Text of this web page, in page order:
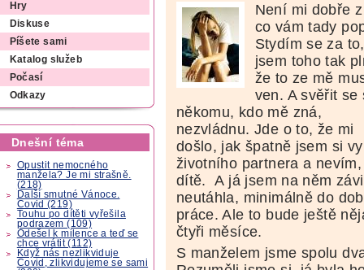
Hry
Diskuse
Píšete sami
Katalog služeb
Počasí
Odkazy
Dnešní téma
Opustit nemocného
manžela? Je mi strašně.
(218)
Další smutné Vánoce.
Covid (219)
Touhu po dítěti vyřešila
podrazem (109)
Odešel k milence a teď se
chce vrátit (112)
Když nás nezlikviduje
Covid, zlikvidujeme se sami
Není mi dobře
co vám tady
Stydím se za
jsem toho tak
že to ze mě
ven. A svěřit se
někomu, kdo mě zná,
nezvládnu. Jde o to, že mi
došlo, jak špatně jsem si
životního partnera a
dítě. A já jsem na něm
neutáhla, minimálně do
práce. Ale to bude ještě
čtyři měsíce.
S manželem jsme spolu